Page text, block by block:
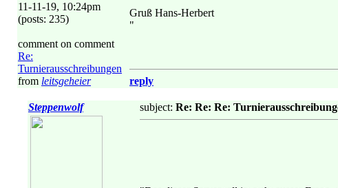
11-11-19, 10:24pm
(posts: 235)
comment on comment
Re:
Turnierausschreibungen
from leitsgeheier
Gruß Hans-Herbert
"
reply
Steppenwolf subject: Re: Re: Re: